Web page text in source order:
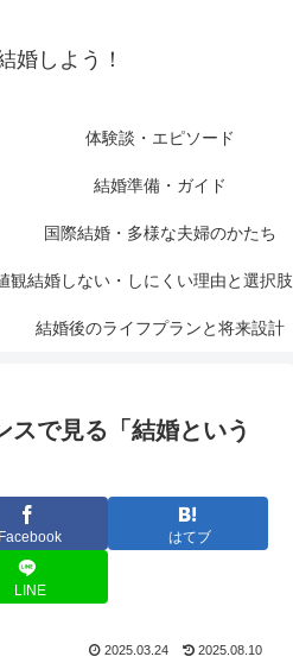
婚しよう！
体験談・エピソード
結婚準備・ガイド
国際結婚・多様な夫婦のかたち
観結婚しない・しにくい理由と選択肢
結婚後のライフプランと将来設計
スで見る「結婚という
Facebook はてブ
LINE
2025.03.24 2025.08.10